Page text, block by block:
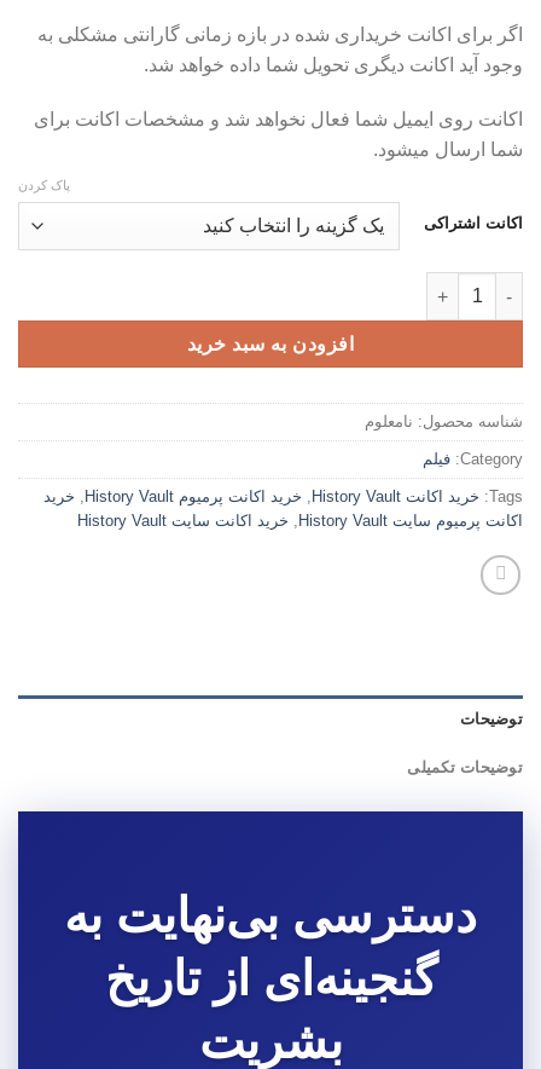
تومان459,000
اگر برای اکانت خریداری شده در بازه زمانی گارانتی مشکلی به
وجود آید اکانت دیگری تحویل شما داده خواهد شد.
اکانت روی ایمیل شما فعال نخواهد شد و مشخصات اکانت برای
شما ارسال میشود.
اکانت اشتراکی
پاک کردن
اکانت پرمیوم History Vault عدد
افزودن به سبد خرید
شناسه محصول: نامعلوم
Category: فیلم
Tags: خرید اکانت History Vault , خرید اکانت پرمیوم History Vault , خرید
اکانت پرمیوم سایت History Vault
, خرید اکانت سایت History Vault
توضیحات
توضیحات تکمیلی
دسترسی بی‌نهایت به
گنجینه‌ای از تاریخ
بشریت